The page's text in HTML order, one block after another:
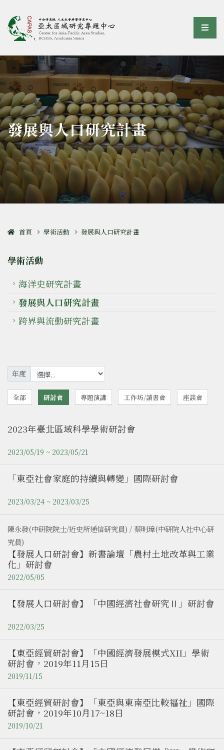
亞太區域研究專題中心選
:::
發展與人口研究計畫
首頁 學術活動 發展與人口研究計畫
學術活動
海洋史研究計畫
發展與人口研究計畫
跨界與流動研究計畫
年度
全部 研討會 專題演講 工作坊/讀書會 座談會
2023年臺北區域科學學術研討會
2023/05/19 ~ 2023/05/21
「東亞社會家庭的持續與轉變」國際研討會
2023/03/24 ~ 2023/03/25
陳永發(中研院院士/近史所通信研究員) / 蔡明璋(中研院人社中心研
究員)
【發展人口研討會】新書論壇「農村土地改革與工業
化」研討會
2022/05/05
【發展人口研討會】「中國經濟社會研究Ⅱ」研討會
2022/03/25
【東亞經貿研討會】「中國經濟發展模式XII」學術
研討會，2019年11月15日
2019/11/15
【東亞經貿研討會】「東亞與東南亞比較福祉」國際
研討會，2019年10月17~18日
2019/10/21